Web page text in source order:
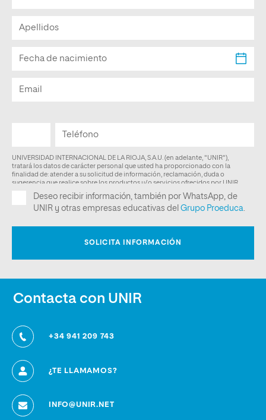
Contacta con UNIR
+34 941 209 743
¿TE LLAMAMOS?
INFO@UNIR.NET